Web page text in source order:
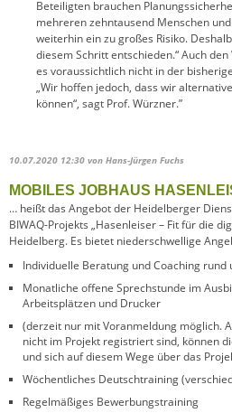
Beteiligten brauchen
mehreren zehntausend Menschen
weiterhin ein zu großes Risiko.
diesem Schritt entschieden.“ Auch
es voraussichtlich nicht in der
„Wir hoffen jedoch, dass wir
können“, sagt Prof. Würzner.”
10.07.2020 12:30 von Hans-Jürgen Fuchs
MOBILES JOBHAUS
… heißt das Angebot der Heidelberger
BIWAQ-Projekts „Hasenleiser – Fit für die
Heidelberg. Es bietet niederschwellige
Individuelle Beratung und Coaching rund
Monatliche offene Sprechstunde im
Arbeitsplätzen und Drucker
(derzeit nur mit Voranmeldung möglich.
nicht im Projekt registriert sind, können
und sich auf diesem Wege über das
Wöchentliches Deutschtraining
Regelmäßiges Bewerbungstraining